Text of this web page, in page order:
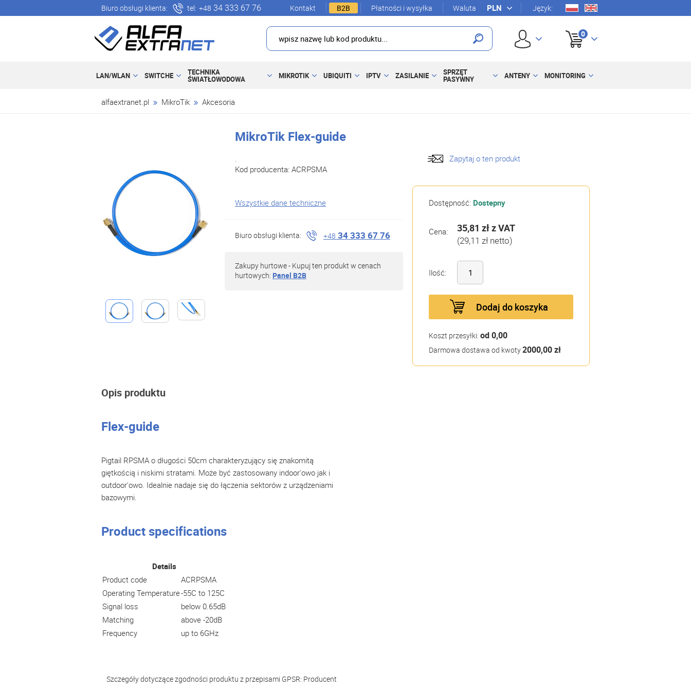
Biuro obsługi klienta: tel: +48 34 333 67 76 Kontakt B2B Płatności i wysyłka Waluta Język:
0
LAN/WLAN SWITCHE TECHNIKA
ŚWIATŁOWODOWA MIKROTIK UBIQUITI IPTV ZASILANIE SPRZĘT
PASYWNY ANTENY MONITORING
alfaextranet.pl MikroTik Akcesoria
MikroTik Flex-guide
.
Kod producenta: ACRPSMA
Zapytaj o ten produkt
Wszystkie dane techniczne
Biuro obsługi klienta: +48 34 333 67 76
Zakupy hurtowe - Kupuj ten produkt w cenach
hurtowych: Panel B2B
Dostępność: Dostepny
Cena: 35,81 złz VAT
(29,11 zł netto)
Ilość:
Dodaj do koszyka
Koszt przesyłki: od 0,00
Darmowa dostawa od kwoty2000,00 zł
Opis produktu
Flex-guide
Pigtail RPSMA o długości 50cm charakteryzujący się znakomitą
giętkością i niskimi stratami. Może być zastosowany indoor'owo jak i
outdoor'owo. Idealnie nadaje się do łączenia sektorów z urządzeniami
bazowymi.
Product specifications
Details
Product code
ACRPSMA
Operating Temperature-55C to 125C
Signal loss
below 0.65dB
Matching
above -20dB
Frequency
up to 6GHz
Szczegóły dotyczące zgodności produktu z przepisami GPSR: Producent